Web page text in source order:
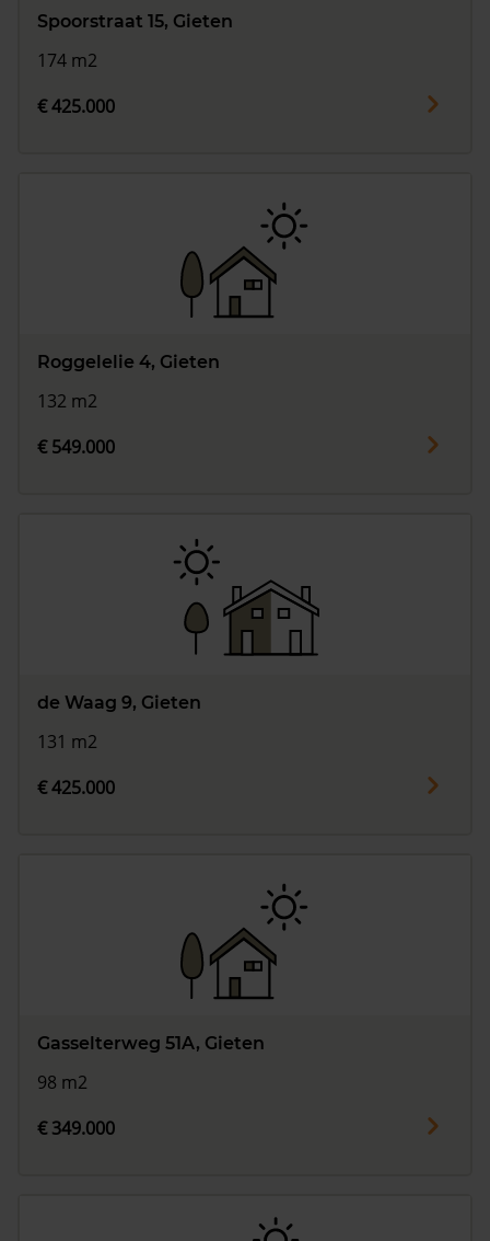
Spoorstraat 15, Gieten
174 m2
€ 425.000
Roggelelie 4, Gieten
132 m2
€ 549.000
de Waag 9, Gieten
131 m2
€ 425.000
Gasselterweg 51A, Gieten
98 m2
€ 349.000